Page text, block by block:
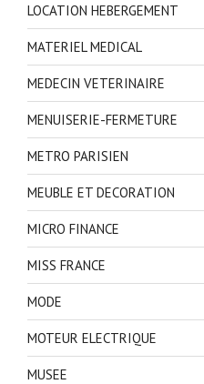
LOCATION HEBERGEMENT
MATERIEL MEDICAL
MEDECIN VETERINAIRE
MENUISERIE-FERMETURE
METRO PARISIEN
MEUBLE ET DECORATION
MICRO FINANCE
MISS FRANCE
MODE
MOTEUR ELECTRIQUE
MUSEE